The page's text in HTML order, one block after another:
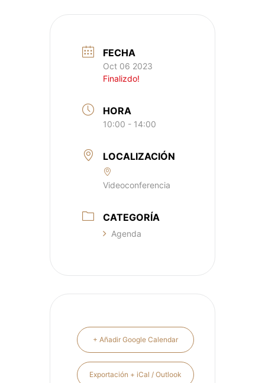
FECHA
Oct 06 2023
Finalizdo!
HORA
10:00 - 14:00
LOCALIZACIÓN
Videoconferencia
CATEGORÍA
Agenda
+ Añadir Google Calendar
Exportación + iCal / Outlook